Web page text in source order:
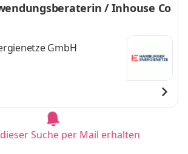
/ Inhouse Co
GmbH
Suche per Mail erhalten